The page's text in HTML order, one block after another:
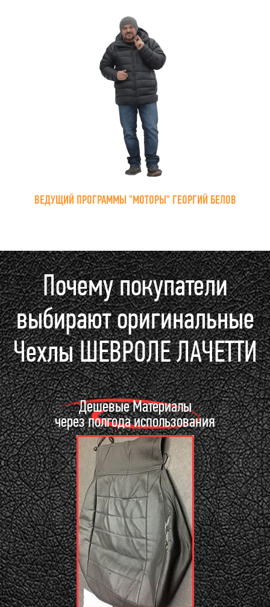
ВЕДУЩИЙ ПРОГРАММЫ "МОТОРЫ" ГЕОРГИЙ БЕЛОВ
Почему покупатели
выбирают оригинальные
Чехлы ШЕВРОЛЕ ЛАЧЕТТИ
Дешевые Материалы
через полгода использования